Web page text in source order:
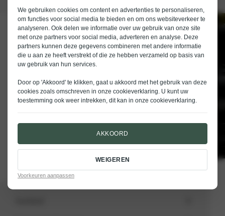
We gebruiken cookies om content en advertenties te personaliseren,
om functies voor social media te bieden en om ons websiteverkeer te
analyseren. Ook delen we informatie over uw gebruik van onze site
met onze partners voor social media, adverteren en analyse. Deze
partners kunnen deze gegevens combineren met andere informatie
die u aan ze heeft verstrekt of die ze hebben verzameld op basis van
uw gebruik van hun services.
Door op 'Akkoord' te klikken, gaat u akkoord met het gebruik van deze
cookies zoals omschreven in onze cookieverklaring. U kunt uw
toestemming ook weer intrekken, dit kan in onze cookieverklaring.
AKKOORD
WEIGEREN
Voorkeuren aanpassen
Schrijf je in voor de nieuwsbrief van
Nieuwenhuijse
E-mailadres
VERSTUREN